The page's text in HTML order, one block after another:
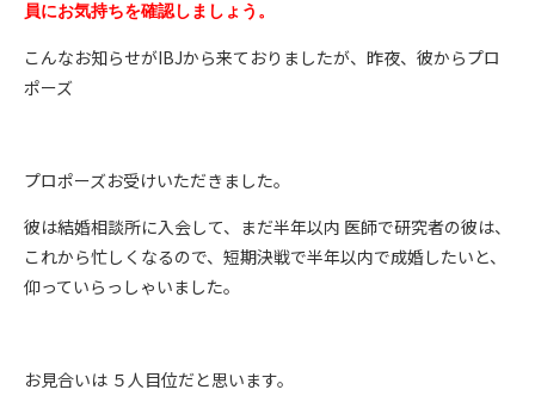
員にお気持ちを確認しましょう。
こんなお知らせがIBJから来ておりましたが、昨夜、彼からプロ
ポーズ
プロポーズお受けいただきました。
彼は結婚相談所に入会して、まだ半年以内 医師で研究者の彼は、
これから忙しくなるので、短期決戦で半年以内で成婚したいと、
仰っていらっしゃいました。
お見合いは ５人目位だと思います。